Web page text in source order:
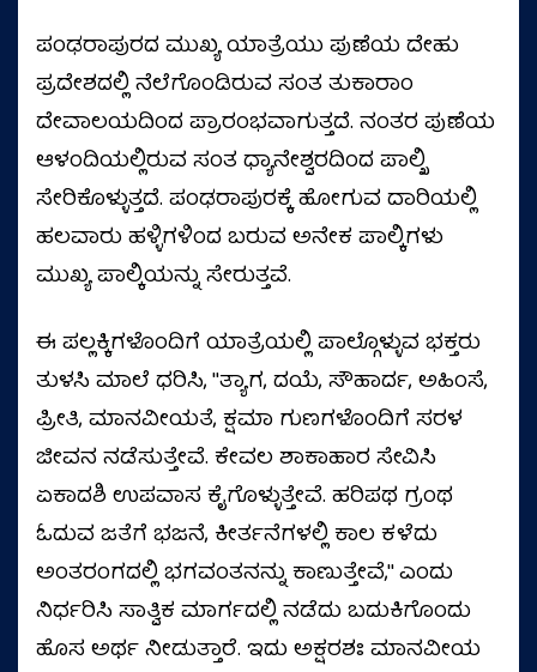
ಪಂಢರಾಪುರದ ಮುಖ್ಯ ಯಾತ್ರೆಯು ಪುಣೆಯ ದೇಹು
ಪ್ರದೇಶದಲ್ಲಿ ನೆಲೆಗೊಂಡಿರುವ ಸಂತ ತುಕಾರಾಂ
ದೇವಾಲಯದಿಂದ ಪ್ರಾರಂಭವಾಗುತ್ತದೆ. ನಂತರ ಪುಣೆಯ
ಆಳಂದಿಯಲ್ಲಿರುವ ಸಂತ ಧ್ಯಾನೇಶ್ವರದಿಂದ ಪಾಲ್ಖಿ
ಸೇರಿಕೊಳ್ಳುತ್ತದೆ. ಪಂಢರಾಪುರಕ್ಕೆ ಹೋಗುವ ದಾರಿಯಲ್ಲಿ
ಹಲವಾರು ಹಳ್ಳಿಗಳಿಂದ ಬರುವ ಅನೇಕ ಪಾಲ್ಕಿಗಳು
ಮುಖ್ಯ ಪಾಲ್ಕಿಯನ್ನು ಸೇರುತ್ತವೆ.
ಈ ಪಲ್ಲಕ್ಕಿಗಳೊಂದಿಗೆ ಯಾತ್ರೆಯಲ್ಲಿ ಪಾಲ್ಗೊಳ್ಳುವ ಭಕ್ತರು
ತುಳಸಿ ಮಾಲೆ ಧರಿಸಿ, ''ತ್ಯಾಗ, ದಯೆ, ಸೌಹಾರ್ದ, ಅಹಿಂಸೆ,
ಪ್ರೀತಿ, ಮಾನವೀಯತೆ, ಕ್ಷಮಾ ಗುಣಗಳೊಂದಿಗೆ ಸರಳ
ಜೀವನ ನಡೆಸುತ್ತೇವೆ. ಕೇವಲ ಶಾಕಾಹಾರ ಸೇವಿಸಿ
ಏಕಾದಶಿ ಉಪವಾಸ ಕೈಗೊಳ್ಳುತ್ತೇವೆ. ಹರಿಪಥ ಗ್ರಂಥ
ಓದುವ ಜತೆಗೆ ಭಜನೆ, ಕೀರ್ತನೆಗಳಲ್ಲಿ ಕಾಲ ಕಳೆದು
ಅಂತರಂಗದಲ್ಲಿ ಭಗವಂತನನ್ನು ಕಾಣುತ್ತೇವೆ,'' ಎಂದು
ನಿರ್ಧರಿಸಿ ಸಾತ್ವಿಕ ಮಾರ್ಗದಲ್ಲಿ ನಡೆದು ಬದುಕಿಗೊಂದು
ಹೊಸ ಅರ್ಥ ನೀಡುತ್ತಾರೆ. ಇದು ಅಕ್ಷರಶಃ ಮಾನವೀಯ